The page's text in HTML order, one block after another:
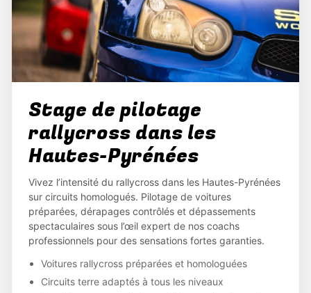
Stage de pilotage
rallycross dans les
Hautes-Pyrénées
Vivez l’intensité du rallycross dans les Hautes-Pyrénées
sur circuits homologués. Pilotage de voitures
préparées, dérapages contrôlés et dépassements
spectaculaires sous l’œil expert de nos coachs
professionnels pour des sensations fortes garanties.
Voitures rallycross préparées et homologuées
Circuits terre adaptés à tous les niveaux